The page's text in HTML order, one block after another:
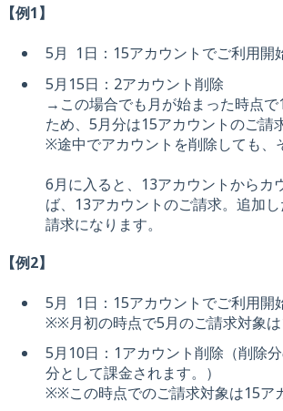
【例1】
5月 1日：15アカウントでご利用開
5月15日：2アカウント削除
→この場合でも月が始まった時点
ため、5月分は15アカウントのご請
※途中でアカウントを削除しても、
6月に入ると、13アカウントからカ
ば、13アカウントのご請求。追加
請求になります。
【例2】
5月 1日：15アカウントでご利用開
※※月初の時点で5月のご請求対象
5月10日：1アカウント削除（削除
分として課金されます。）
※※この時点でのご請求対象は15ア